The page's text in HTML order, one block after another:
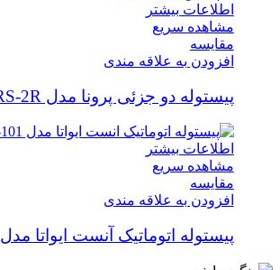
اطلاعات بیشتر
مشاهده سریع
مقایسه
افزودن به علاقه مندی
پیستوله دو جزئی پرونا مدل MRS-2R
اطلاعات بیشتر
مشاهده سریع
مقایسه
افزودن به علاقه مندی
پیستوله اتوماتیک آنست ایواتا مدل WA-101